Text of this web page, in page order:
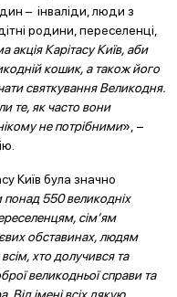
– інваліди, люди з
родини, переселенці,
акція Карітасу Київ, аби
кошик, а також його
святкування Великодня.
те, як часто вони
не потрібними», −
Київ була значно
550 великодніх
сім’ям
обставинах, людям
хто долучився та
великодньої справи та